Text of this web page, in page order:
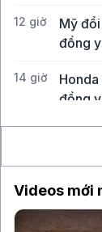
12 giờ
Mỹ
đồng
14 giờ
đồng
Videos mới